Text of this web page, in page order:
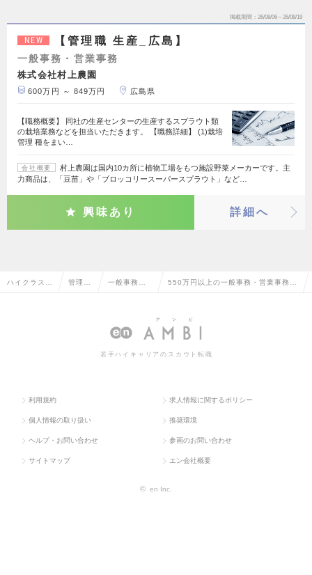
掲載期間 26/08/06～26/08/19
NEW 【管理職 生産_広島】
一般事務・営業事務
株式会社村上農園
600万円 ～ 849万円 広島県
【職務概要】 同社の生産センターの生産するスプラウト類
の栽培業務などを担当いただきます。 【職務詳細】 (1)栽培
管理 種をまい…
会社概要
村上農園は国内10カ所に植物工場をもつ施設野菜メーカーです。主
力商品は、「豆苗」や「ブロッコリースーパースプラウト」など…
興味あり 詳細へ
ハイクラス求 管理部 一般事務・ 550万円以上の一般事務・営業事務の
若手ハイキャリアのスカウト転職
利用規約 求人情報に関するポリシー
個人情報の取り扱い 推奨環境
ヘルプ・お問い合わせ 参画のお問い合わせ
サイトマップ エン会社概要
© en Inc.